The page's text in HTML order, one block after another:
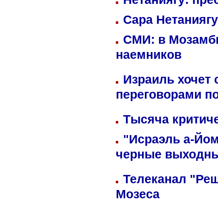
Сара
СМИ: в
наемников
Израиль хочет
переговорами
Тысяча
"Исраэль а-
черные
Телеканал
Мозеса